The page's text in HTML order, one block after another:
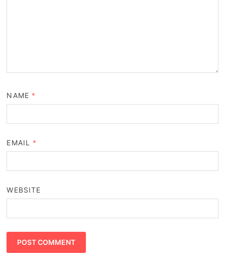
NAME *
EMAIL *
WEBSITE